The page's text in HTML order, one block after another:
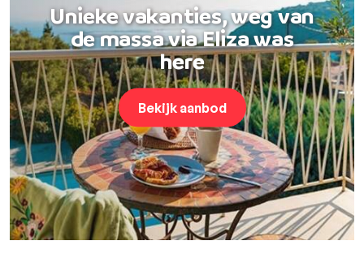
Unieke vakanties, weg van
de massa via Eliza was
here
Bekijk aanbod